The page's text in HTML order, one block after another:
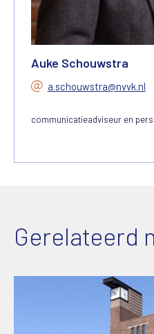
Auke Schouwstra
a.schouwstra@nvvk.nl
communicatieadviseur en
Gerelateerd